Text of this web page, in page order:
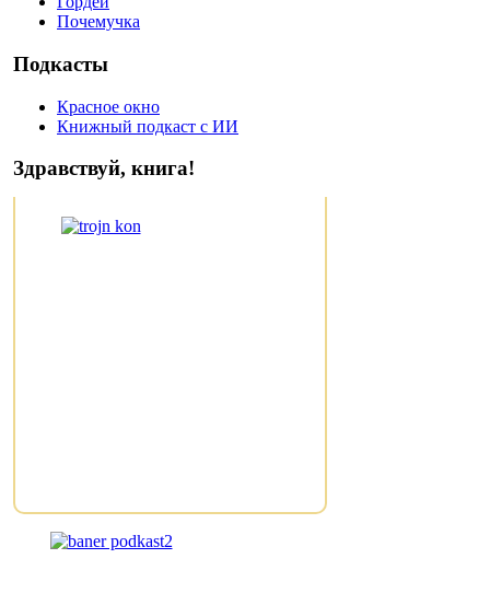
Почемучка
Подкасты
Красное окно
Книжный подкаст с ИИ
Здравствуй, книга!